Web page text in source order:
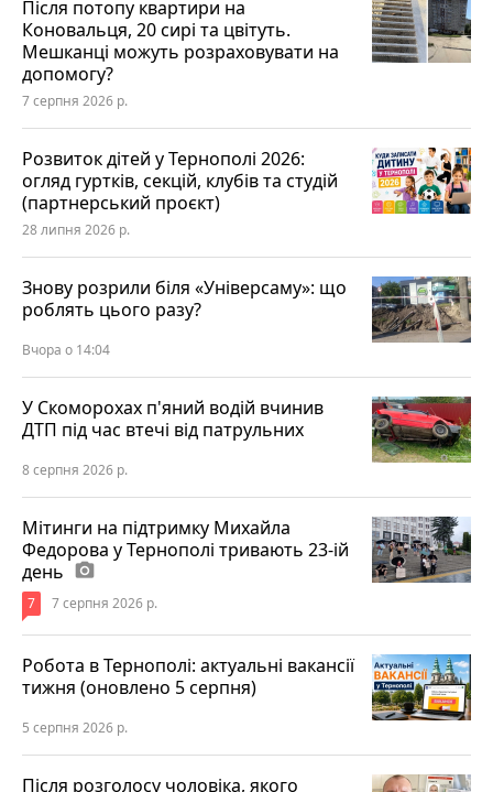
Після потопу квартири на
Коновальця, 20 сирі та цвітуть.
Мешканці можуть розраховувати на
допомогу?
7 серпня 2026 р.
Розвиток дітей у Тернополі 2026:
огляд гуртків, секцій, клубів та студій
(партнерський проєкт)
28 липня 2026 р.
Знову розрили біля «Універсаму»: що
роблять цього разу?
Вчора о 14:04
У Скоморохах п'яний водій вчинив
ДТП під час втечі від патрульних
8 серпня 2026 р.
Мітинги на підтримку Михайла
Федорова у Тернополі тривають 23-ій
день photo_camera
7 7 серпня 2026 р.
Робота в Тернополі: актуальні вакансії
тижня (оновлено 5 серпня)
5 серпня 2026 р.
Після розголосу чоловіка, якого